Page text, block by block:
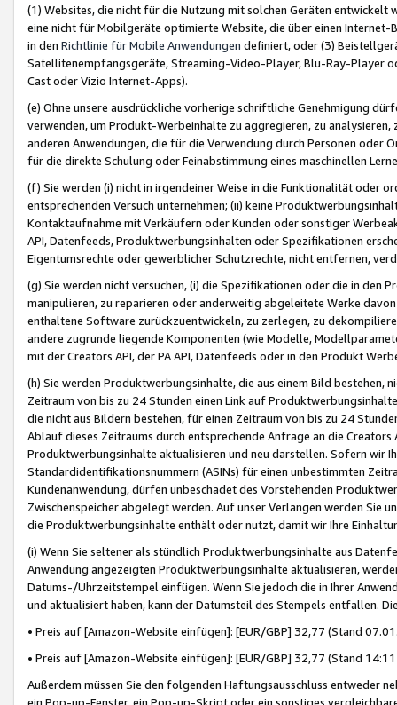
(1) Websites, die nicht für die Nutzung mit solchen Geräten
eine nicht für Mobilgeräte optimierte Website, die über einen
in den Richtlinie für Mobile Anwendungen definiert, oder (3)
Satellitenempfangsgeräte, Streaming-Video-Player, Blu-Ray-Player
Cast oder Vizio Internet-Apps).
(e) Ohne unsere ausdrückliche vorherige schriftliche Genehmigung
verwenden, um Produkt-Werbeinhalte zu aggregieren, zu
anderen Anwendungen, die für die Verwendung durch Personen
für die direkte Schulung oder Feinabstimmung eines maschinellen
(f) Sie werden (i) nicht in irgendeiner Weise in die Funktionalität oder
entsprechenden Versuch unternehmen; (ii) keine
Kontaktaufnahme mit Verkäufern oder Kunden oder sonstiger
API, Datenfeeds, Produktwerbungsinhalten oder Spezifikationen
Eigentumsrechte oder gewerblicher Schutzrechte, nicht entfernen,
(g) Sie werden nicht versuchen, (i) die Spezifikationen oder die in
manipulieren, zu reparieren oder anderweitig abgeleitete Werke
enthaltene Software zurückzuentwickeln, zu zerlegen, zu
andere zugrunde liegende Komponenten (wie Modelle,
mit der Creators API, der PA API, Datenfeeds oder in den Produkt
(h) Sie werden Produktwerbungsinhalte, die aus einem Bild bestehen,
Zeitraum von bis zu 24 Stunden einen Link auf
die nicht aus Bildern bestehen, für einen Zeitraum von bis zu 24
Ablauf dieses Zeitraums durch entsprechende Anfrage an die
Produktwerbungsinhalte aktualisieren und neu darstellen. Sofern wir
Standardidentifikationsnummern (ASINs) für einen unbestimmten
Kundenanwendung, dürfen unbeschadet des Vorstehenden
Zwischenspeicher abgelegt werden. Auf unser Verlangen werden Sie
die Produktwerbungsinhalte enthält oder nutzt, damit wir Ihre
(i) Wenn Sie seltener als stündlich Produktwerbungsinhalte aus
Anwendung angezeigten Produktwerbungsinhalte aktualisieren,
Datums-/Uhrzeitstempel einfügen. Wenn Sie jedoch die in Ihrer
und aktualisiert haben, kann der Datumsteil des Stempels entfallen.
• Preis auf [Amazon-Website einfügen]: [EUR/GBP] 32,77 (Stand
• Preis auf [Amazon-Website einfügen]: [EUR/GBP] 32,77 (Stand
Außerdem müssen Sie den folgenden Haftungsausschluss entweder
ein Pop-up-Fenster, ein Pop-up-Skript oder ein sonstiges